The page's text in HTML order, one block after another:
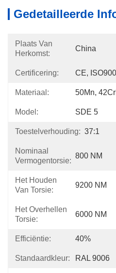
Gedetailleerde
Plaats Van
Herkomst:
China
Certificering: CE,
Materiaal: 50Mn,
Model: SDE 5
Toestelverhouding: 37:1
Nominaal
Vermogentorsie:
800 NM
Het Houden
Van Torsie:
9200 NM
Het Overhellen
Torsie:
6000 NM
Efficiëntie: 40%
Standaardkleur: RAL 9006